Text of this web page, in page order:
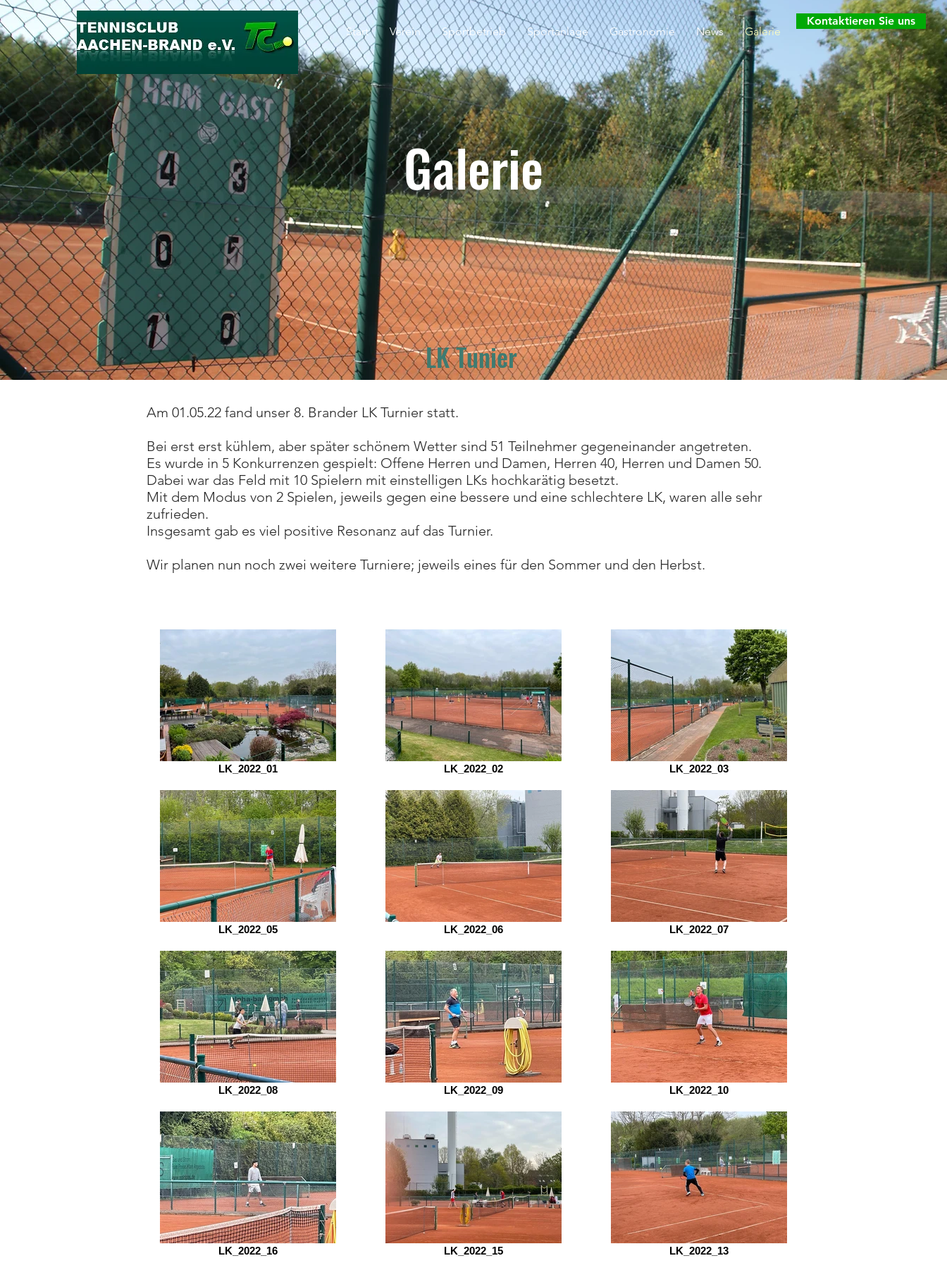
Start Verein Sportbetrieb Sportanlage Gastronomie News Galerie
Kontaktieren Sie uns
Galerie
LK Tunier
Am 01.05.22 fand unser 8. Brander LK Turnier statt.
Bei erst erst kühlem, aber später schönem Wetter sind 51 Teilnehmer gegeneinander angetreten.
Es wurde in 5 Konkurrenzen gespielt: Offene Herren und Damen, Herren 40, Herren und Damen 50.
Dabei war das Feld mit 10 Spielern mit einstelligen LKs hochkarätig besetzt.
Mit dem Modus von 2 Spielen, jeweils gegen eine bessere und eine schlechtere LK, waren alle sehr
zufrieden.
Insgesamt gab es viel positive Resonanz auf das Turnier.
Wir planen nun noch zwei weitere Turniere; jeweils eines für den Sommer und den Herbst.
LK_2022_01 LK_2022_02 LK_2022_03
LK_2022_05 LK_2022_06 LK_2022_07
LK_2022_08 LK_2022_09 LK_2022_10
LK_2022_16 LK_2022_15 LK_2022_13